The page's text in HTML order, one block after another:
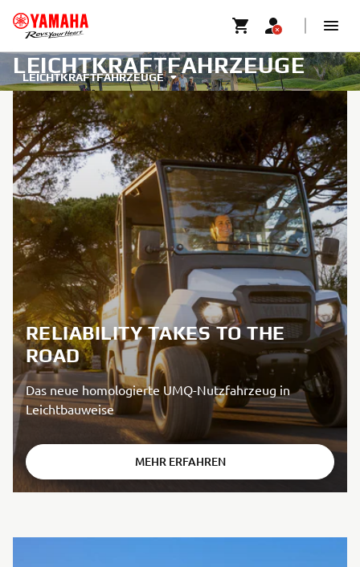
LEICHTKRAFTFAHRZEUGE
LEICHTKRAFTFAHRZEUGE
RELIABILITY TAKES TO THE
ROAD
Das neue homologierte UMQ-Nutzfahrzeug in
Leichtbauweise
MEHR ERFAHREN